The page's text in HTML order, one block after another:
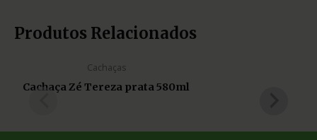
Produtos Relacionados
Cachaças
Cachaça Zé Tereza prata 580ml